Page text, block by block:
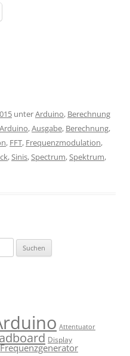
unterArduino, Berechnung
Arduino,Ausgabe, Berechnung,
, FFT, Frequenzmodulation,
,Sinis,Spectrum,Spektrum,
Attentuator
Display
Frequenzgenerator